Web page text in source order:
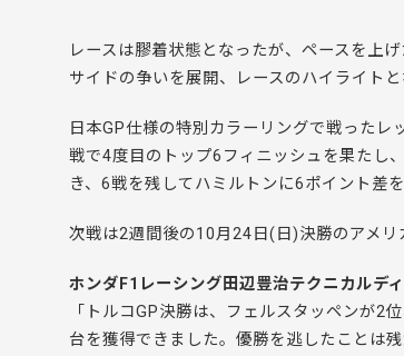
レースは膠着状態となったが、ペースを上
サイドの争いを展開、レースのハイライトと
日本GP仕様の特別カラーリングで戦った
戦で4度目のトップ6フィニッシュを果たし
き、6戦を残してハミルトンに6ポイント差
次戦は2週間後の10月24日(日)決勝のアメリ
ホンダF1レーシング田辺豊治テクニカルデ
「トルコGP決勝は、フェルスタッペンが2
台を獲得できました。優勝を逃したことは